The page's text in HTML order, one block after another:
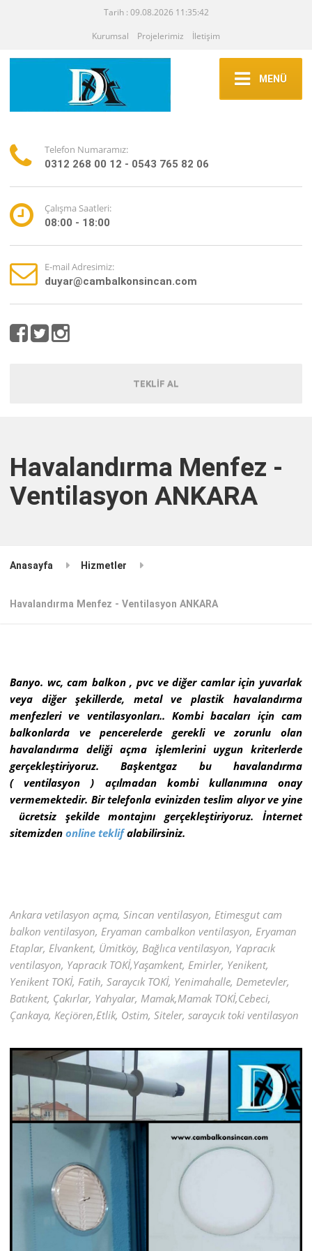
Tarih : 09.08.2026 11:35:42
Kurumsal
Projelerimiz İletişim
MENÜ
Telefon Numaramız:
0312 268 00 12 - 0543 765 82 06
Çalışma Saatleri:
08:00 - 18:00
E-mail Adresimiz:
duyar@cambalkonsincan.com
TEKLİF AL
Havalandırma Menfez -
Ventilasyon ANKARA
Anasayfa Hizmetler
Havalandırma Menfez - Ventilasyon ANKARA
Banyo. wc, cam balkon , pvc ve diğer camlar için yuvarlak
veya diğer şekillerde, metal ve plastik havalandırma
menfezleri ve ventilasyonları.. Kombi bacaları için cam
balkonlarda ve pencerelerde gerekli ve zorunlu olan
havalandırma deliği açma işlemlerini uygun kriterlerde
gerçekleştiriyoruz. Başkentgaz bu havalandırma
( ventilasyon ) açılmadan kombi kullanımına onay
vermemektedir. Bir telefonla evinizden teslim alıyor ve yine
ücretsiz şekilde montajını gerçekleştiriyoruz. İnternet
sitemizdenonline teklifalabilirsiniz.
Ankara vetilasyon açma, Sincan ventilasyon, Etimesgut cam
balkon ventilasyon, Eryaman cambalkon ventilasyon, Eryaman
Etaplar, Elvankent, Ümitköy, Bağlıca ventilasyon, Yapracık
ventilasyon, Yapracık TOKİ,Yaşamkent, Emirler, Yenikent,
Yenikent TOKİ, Fatih, Saraycık TOKİ, Yenimahalle, Demetevler,
Batıkent, Çakırlar, Yahyalar, Mamak,Mamak TOKİ,Cebeci,
Çankaya, Keçiören,Etlik, Ostim, Siteler, saraycık toki ventilasyon